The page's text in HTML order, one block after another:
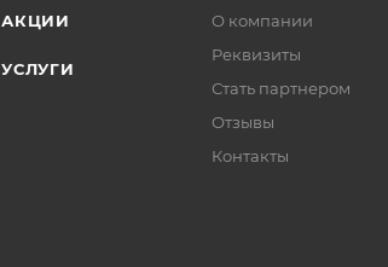
АКЦИИ
УСЛУГИ
О компании
Реквизиты
Стать партнером
Отзывы
Контакты